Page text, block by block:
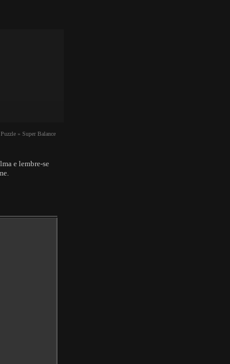
Puzzle » Super Balance
e lembre-se